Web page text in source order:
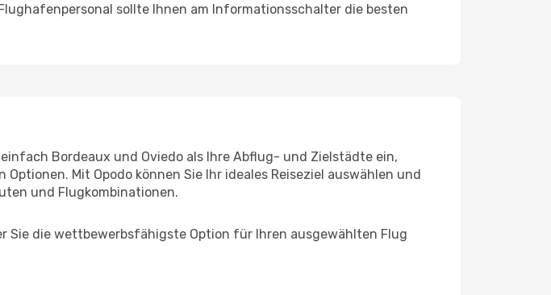
sollte Ihnen am Informationsschalter die besten
Bordeaux und Oviedo als Ihre Abflug- und Zielstädte ein,
Mit Opodo können Sie Ihr ideales Reiseziel auswählen und
und Flugkombinationen.
Sie die wettbewerbsfähigste Option für Ihren ausgewählten Flug